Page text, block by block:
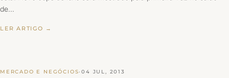
de…
LER ARTIGO →
MERCADO E NEGÓCIOS·04 JUL, 2013